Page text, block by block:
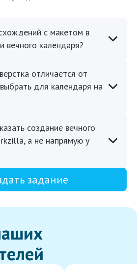
с макетом в
вечного календаря?
отличается от
для календаря на
создание вечного
а не напрямую у
задание